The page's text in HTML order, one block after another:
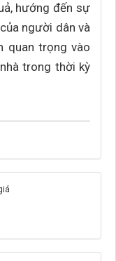
hướng đến sự
người dân và
quan trọng vào
trong thời kỳ